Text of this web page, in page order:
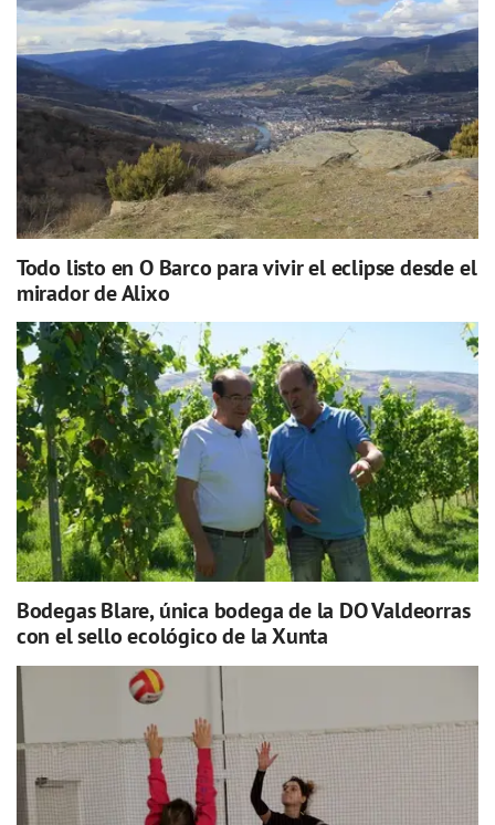
Todo listo en O Barco para vivir el eclipse desde el
mirador de Alixo
Bodegas Blare, única bodega de la DO Valdeorras
con el sello ecológico de la Xunta